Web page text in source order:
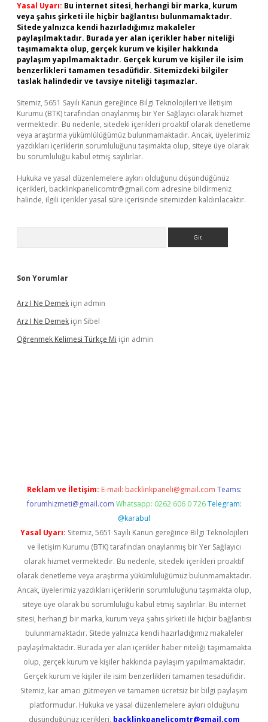
Yasal Uyarı: Bu internet sitesi, herhangi bir marka, kurum
veya şahıs şirketi ile hiçbir bağlantısı bulunmamaktadır.
Sitede yalnızca kendi hazırladığımız makaleler
paylaşılmaktadır. Burada yer alan içerikler haber niteliği
taşımamakta olup, gerçek kurum ve kişiler hakkında
paylaşım yapılmamaktadır. Gerçek kurum ve kişiler ile isim
benzerlikleri tamamen tesadüfidir. Sitemizdeki bilgiler
taslak halindedir ve tavsiye niteliği taşımazlar.
Sitemiz, 5651 Sayılı Kanun gereğince Bilgi Teknolojileri ve İletişim
Kurumu (BTK) tarafından onaylanmış bir Yer Sağlayıcı olarak hizmet
vermektedir. Bu nedenle, sitedeki içerikleri proaktif olarak denetleme
veya araştırma yükümlülüğümüz bulunmamaktadır. Ancak, üyelerimiz
yazdıkları içeriklerin sorumluluğunu taşımakta olup, siteye üye olarak
bu sorumluluğu kabul etmiş sayılırlar.
Hukuka ve yasal düzenlemelere aykırı olduğunu düşündüğünüz
içerikleri, backlinkpanelicomtr@gmail.com adresine bildirmeniz
halinde, ilgili içerikler yasal süre içerisinde sitemizden kaldırılacaktır.
Son Yorumlar
Arz I Ne Demek için admin
Arz I Ne Demek için Sibel
Öğrenmek Kelimesi Türkçe Mi için admin
Reklam ve İletişim: E-mail: backlinkpaneli@gmail.com Teams:
forumhizmeti@gmail.com Whatsapp: 0262 606 0 726 Telegram:
@karabul
Yasal Uyarı: Sitemiz, 5651 Sayılı Kanun gereğince Bilgi Teknolojileri
ve İletişim Kurumu (BTK) tarafından onaylanmış bir Yer Sağlayıcı
olarak hizmet vermektedir. Bu nedenle, sitedeki içerikleri proaktif
olarak denetleme veya araştırma yükümlülüğümüz bulunmamaktadır.
Ancak, üyelerimiz yazdıkları içeriklerin sorumluluğunu taşımakta olup,
siteye üye olarak bu sorumluluğu kabul etmiş sayılırlar. Bu internet
sitesi, herhangi bir marka, kurum veya şahıs şirketi ile hiçbir bağlantısı
bulunmamaktadır. Sitede yalnızca kendi hazırladığımız makaleler
paylaşılmaktadır. Burada yer alan içerikler haber niteliği taşımamakta
olup, gerçek kurum ve kişiler hakkında paylaşım yapılmamaktadır.
Gerçek kurum ve kişiler ile isim benzerlikleri tamamen tesadüfidir.
Sitemiz, kar amacı gütmeyen ve tamamen ücretsiz bir bilgi paylaşım
platformudur. Hukuka ve yasal düzenlemelere aykırı olduğunu
düşündüğünüz içerikleri, backlinkpanelicomtr@gmail.com